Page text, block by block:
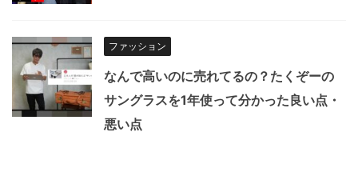
ファッション
なんで高いのに売れてるの？たくぞーの
サングラスを1年使って分かった良い点・
悪い点